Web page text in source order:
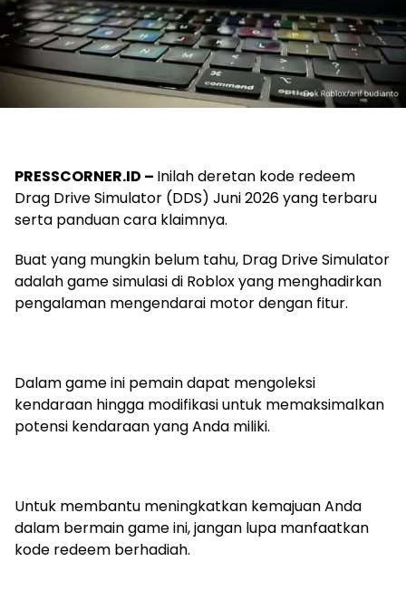
PRESSCORNER.ID – Inilah deretan kode redeem
Drag Drive Simulator (DDS) Juni 2026 yang terbaru
serta panduan cara klaimnya.
Buat yang mungkin belum tahu, Drag Drive Simulator
adalah game simulasi di Roblox yang menghadirkan
pengalaman mengendarai motor dengan fitur.
Dalam game ini pemain dapat mengoleksi
kendaraan hingga modifikasi untuk memaksimalkan
potensi kendaraan yang Anda miliki.
Untuk membantu meningkatkan kemajuan Anda
dalam bermain game ini, jangan lupa manfaatkan
kode redeem berhadiah.